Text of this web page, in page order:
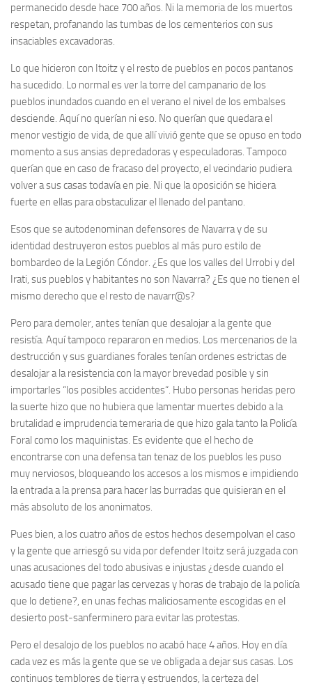
permanecido desde hace 700 años. Ni la memoria de los muertos
respetan, profanando las tumbas de los cementerios con sus
insaciables excavadoras.
Lo que hicieron con Itoitz y el resto de pueblos en pocos pantanos
ha sucedido. Lo normal es ver la torre del campanario de los
pueblos inundados cuando en el verano el nivel de los embalses
desciende. Aquí no querían ni eso. No querían que quedara el
menor vestigio de vida, de que allí vivió gente que se opuso en todo
momento a sus ansias depredadoras y especuladoras. Tampoco
querían que en caso de fracaso del proyecto, el vecindario pudiera
volver a sus casas todavía en pie. Ni que la oposición se hiciera
fuerte en ellas para obstaculizar el llenado del pantano.
Esos que se autodenominan defensores de Navarra y de su
identidad destruyeron estos pueblos al más puro estilo de
bombardeo de la Legión Cóndor. ¿Es que los valles del Urrobi y del
Irati, sus pueblos y habitantes no son Navarra? ¿Es que no tienen el
mismo derecho que el resto de navarr@s?
Pero para demoler, antes tenían que desalojar a la gente que
resistía. Aquí tampoco repararon en medios. Los mercenarios de la
destrucción y sus guardianes forales tenían ordenes estrictas de
desalojar a la resistencia con la mayor brevedad posible y sin
importarles “los posibles accidentes“. Hubo personas heridas pero
la suerte hizo que no hubiera que lamentar muertes debido a la
brutalidad e imprudencia temeraria de que hizo gala tanto la Policía
Foral como los maquinistas. Es evidente que el hecho de
encontrarse con una defensa tan tenaz de los pueblos les puso
muy nerviosos, bloqueando los accesos a los mismos e impidiendo
la entrada a la prensa para hacer las burradas que quisieran en el
más absoluto de los anonimatos.
Pues bien, a los cuatro años de estos hechos desempolvan el caso
y la gente que arriesgó su vida por defender Itoitz será juzgada con
unas acusaciones del todo abusivas e injustas ¿desde cuando el
acusado tiene que pagar las cervezas y horas de trabajo de la policía
que lo detiene?, en unas fechas maliciosamente escogidas en el
desierto post-sanferminero para evitar las protestas.
Pero el desalojo de los pueblos no acabó hace 4 años. Hoy en día
cada vez es más la gente que se ve obligada a dejar sus casas. Los
continuos temblores de tierra y estruendos, la certeza del